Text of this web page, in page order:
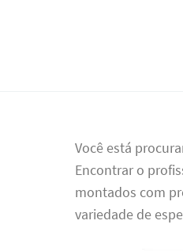
Você está
Encontrar o
montados com
variedade de